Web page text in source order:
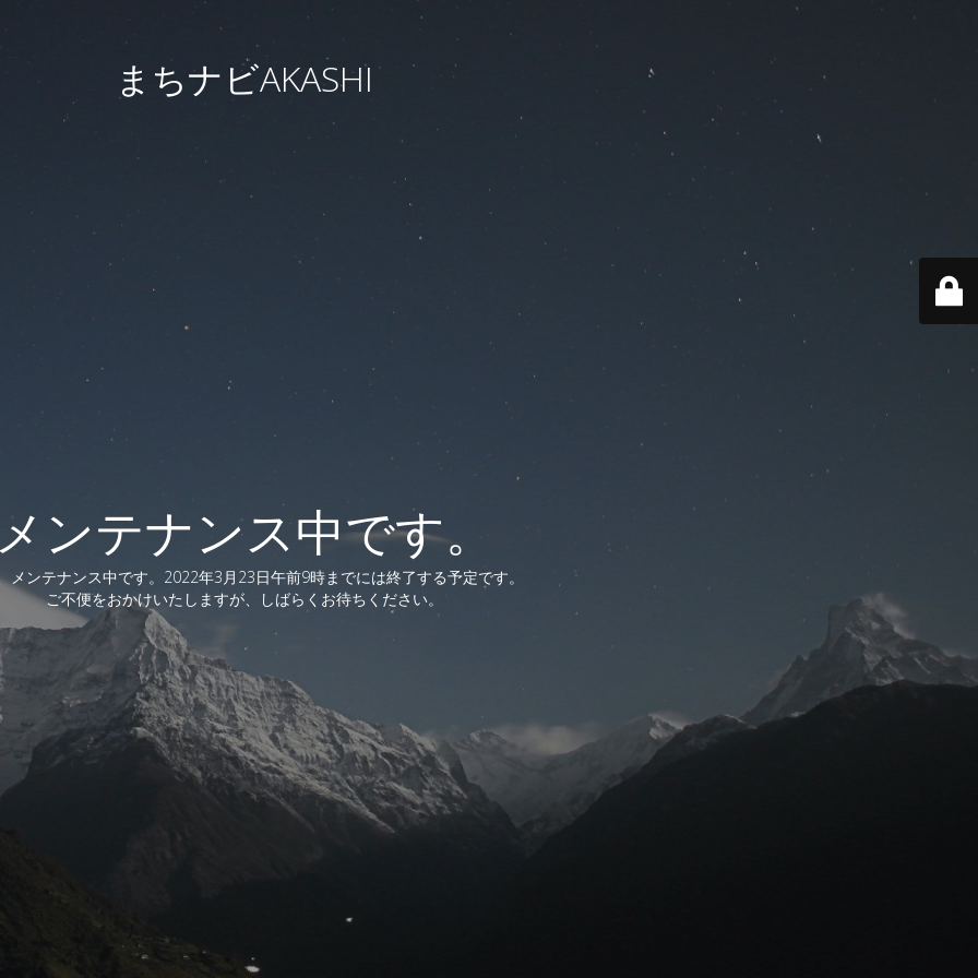
まちナビAKASHI
ンテナンス中です。
メンテナンス中です。2022年3月23日午前9時までには終了する予定です。
ご不便をおかけいたしますが、しばらくお待ちください。